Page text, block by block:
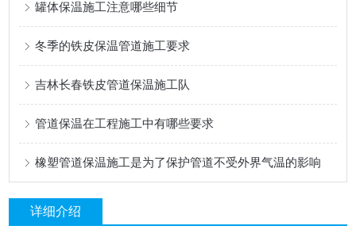
罐体保温施工注意哪些细节
冬季的铁皮保温管道施工要求
吉林长春铁皮管道保温施工队
管道保温在工程施工中有哪些要求
橡塑管道保温施工是为了保护管道不受外界气温的影响
详细介绍